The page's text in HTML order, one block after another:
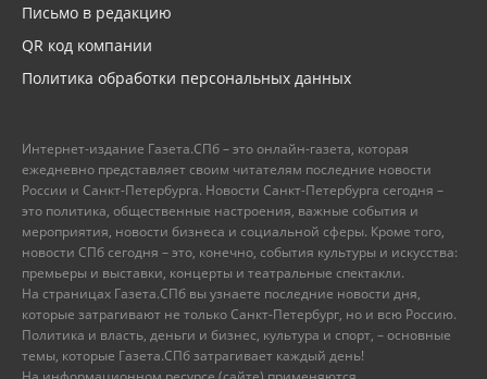
Письмо в редакцию
QR код компании
Политика обработки персональных данных
Интернет-издание Газета.СПб – это онлайн-газета, которая
ежедневно представляет своим читателям последние новости
России и Санкт-Петербурга. Новости Санкт-Петербурга сегодня –
это политика, общественные настроения, важные события и
мероприятия, новости бизнеса и социальной сферы. Кроме того,
новости СПб сегодня – это, конечно, события культуры и искусства:
премьеры и выставки, концерты и театральные спектакли.
На страницах Газета.СПб вы узнаете последние новости дня,
которые затрагивают не только Санкт-Петербург, но и всю Россию.
Политика и власть, деньги и бизнес, культура и спорт, – основные
темы, которые Газета.СПб затрагивает каждый день!